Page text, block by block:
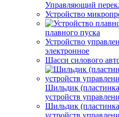
Управляющий
Устройство
плавного пуска
Устройство
электронное
Шасси силового
Шильдик
устройств
Шильдик
устройств